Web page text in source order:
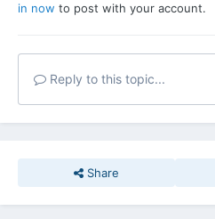
in now to post with your account.
Reply to this topic...
Share